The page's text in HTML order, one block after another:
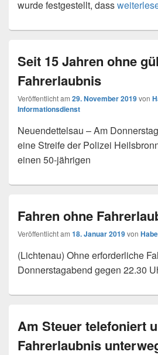
wurde festgestellt, dassFahrt
Seit 15 Jahren ohne
Fahrerlaubnis
Veröffentlicht am 29. November 2019von
Informationsdienst
Neuendettelsau – Am
eine Streife der Polizei
einen 50-jährigen
Fahren ohne
Veröffentlicht am 18. Januar 2019von
(Lichtenau) Ohne erforderliche
Donnerstagabend gegen 22.30
Am Steuer telefoniert
Fahrerlaubnis